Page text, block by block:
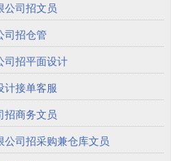
公司招文员
司招仓管
司招平面设计
计接单客服
招商务文员
公司招采购兼仓库文员